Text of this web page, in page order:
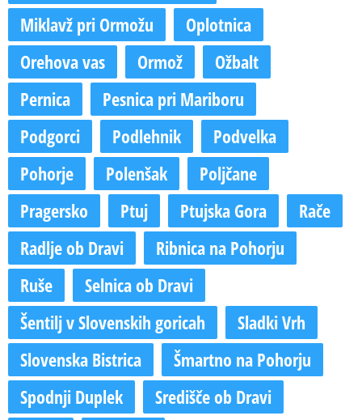
Miklavž pri Ormožu
Oplotnica
Orehova vas
Ormož
Ožbalt
Pernica
Pesnica pri Mariboru
Podgorci
Podlehnik
Podvelka
Pohorje
Polenšak
Poljčane
Pragersko
Ptuj Ptujska Gora
Rače
Radlje ob Dravi
Ribnica na Pohorju
Ruše
Selnica ob Dravi
Šentilj v Slovenskih goricah
Sladki Vrh
Slovenska Bistrica
Šmartno na Pohorju
Spodnji Duplek
Središče ob Dravi